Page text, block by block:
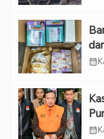
calendar_month
calendar_month